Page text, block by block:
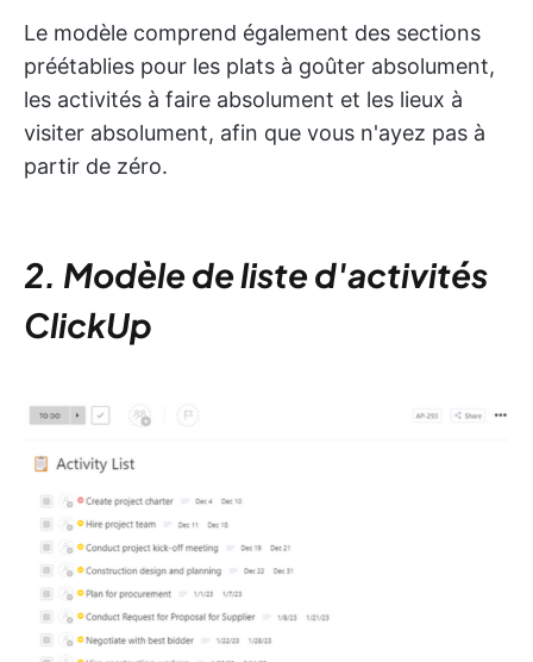
Le modèle comprend également des sections
préétablies pour les plats à goûter absolument,
les activités à faire absolument et les lieux à
visiter absolument, afin que vous n'ayez pas à
partir de zéro.
2. Modèle de liste d'activités
ClickUp